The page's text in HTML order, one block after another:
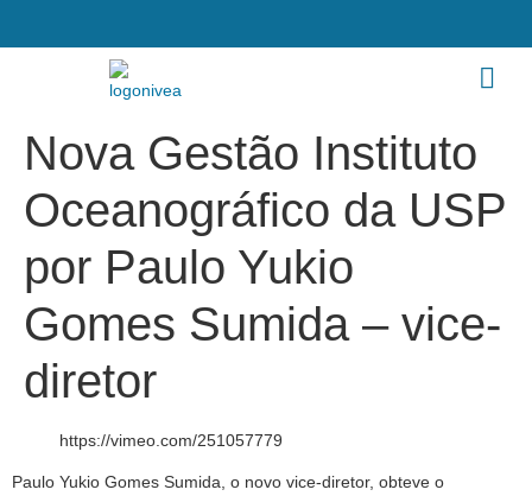
Nova Gestão Instituto
Oceanográfico da USP
por Paulo Yukio
Gomes Sumida – vice-
diretor
https://vimeo.com/251057779
Paulo Yukio Gomes Sumida, o novo vice-diretor, obteve o